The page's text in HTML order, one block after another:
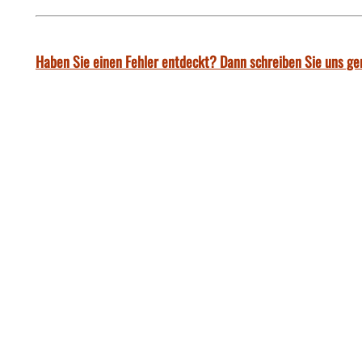
Haben Sie einen Fehler entdeckt? Dann schreiben Sie uns